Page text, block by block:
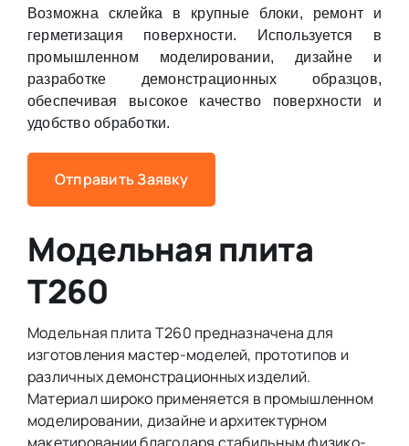
Возможна склейка в крупные блоки, ремонт и
герметизация поверхности. Используется в
промышленном моделировании, дизайне и
разработке демонстрационных образцов,
обеспечивая высокое качество поверхности и
удобство обработки.
Отправить Заявку
Модельная плита
Т260
Модельная плита Т260 предназначена для
изготовления мастер-моделей, прототипов и
различных демонстрационных изделий.
Материал широко применяется в промышленном
моделировании, дизайне и архитектурном